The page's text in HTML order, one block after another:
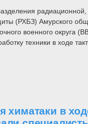
радиационной,
(РХБЗ) Амурского
военного округа
техники в ходе
химатаки в